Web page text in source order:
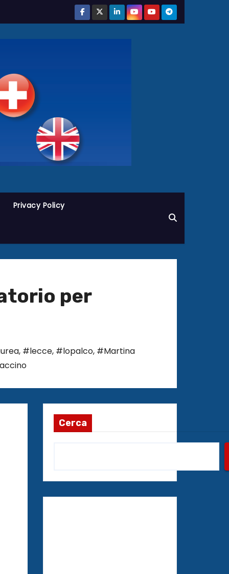
Privacy Policy
per
, #lecce, #lopalco, #Martina
Cerca